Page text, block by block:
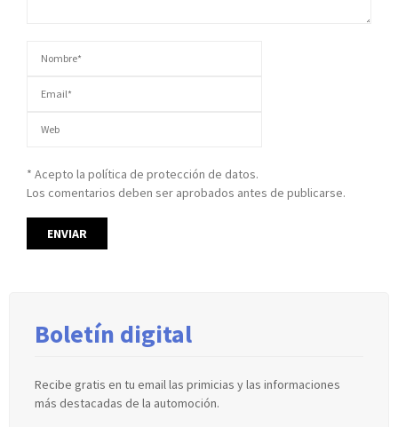
* Acepto la política de protección de datos.
Los comentarios deben ser aprobados antes de publicarse.
Boletín digital
Recibe gratis en tu email las primicias y las informaciones
más destacadas de la automoción.